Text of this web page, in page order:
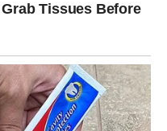
kojem se najmanje
uspješnijeg perioda.